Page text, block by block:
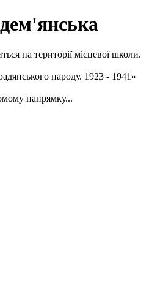
на території місцевої школи.
народу. 1923 - 1941»
напрямку...